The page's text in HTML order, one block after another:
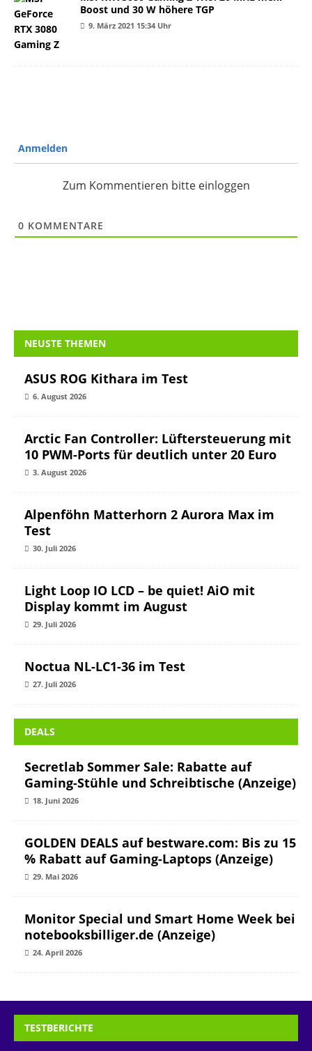
Boost und 30 W höhere TGP
9. März 2021 15:34 Uhr
Anmelden
Zum Kommentieren bitte einloggen
0 KOMMENTARE
NEUSTE THEMEN
ASUS ROG Kithara im Test
6. August 2026
Arctic Fan Controller: Lüftersteuerung mit
10 PWM-Ports für deutlich unter 20 Euro
3. August 2026
Alpenföhn Matterhorn 2 Aurora Max im
Test
30. Juli 2026
Light Loop IO LCD – be quiet! AiO mit
Display kommt im August
29. Juli 2026
Noctua NL-LC1-36 im Test
27. Juli 2026
DEALS
Secretlab Sommer Sale: Rabatte auf
Gaming-Stühle und Schreibtische (Anzeige)
18. Juni 2026
GOLDEN DEALS auf bestware.com: Bis zu 15
% Rabatt auf Gaming-Laptops (Anzeige)
29. Mai 2026
Monitor Special und Smart Home Week bei
notebooksbilliger.de (Anzeige)
24. April 2026
TESTBERICHTE